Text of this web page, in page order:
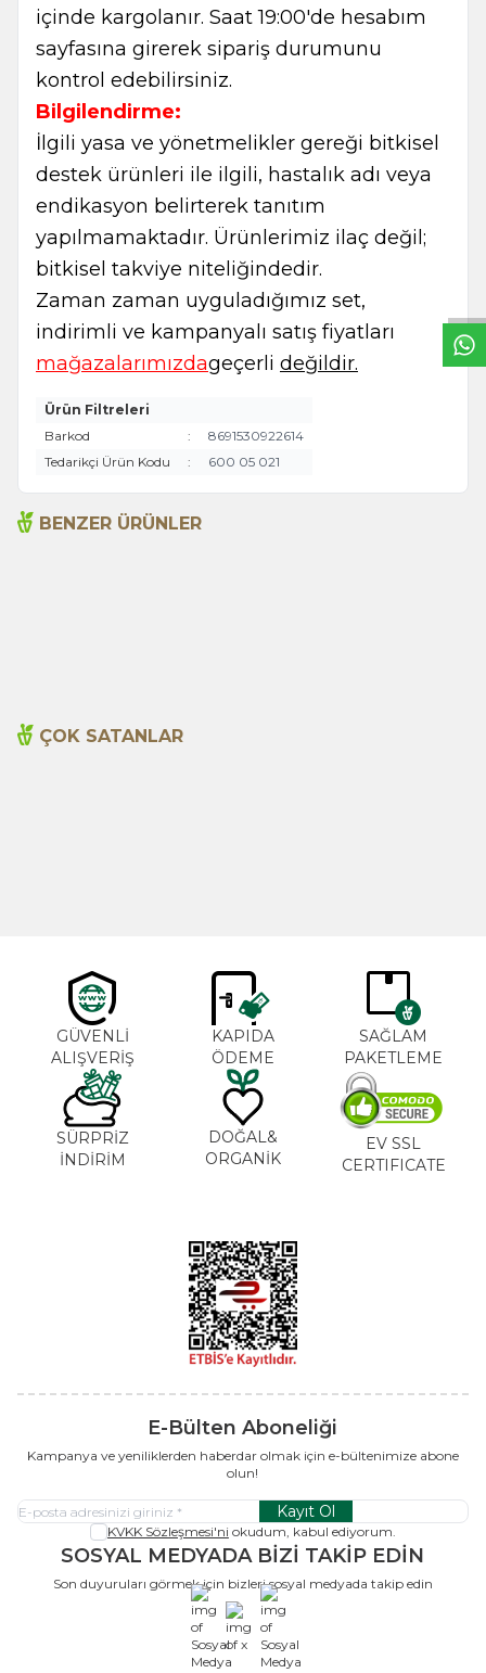
içinde kargolanır. Saat 19:00'de hesabım
sayfasına girerek sipariş durumunu
kontrol edebilirsiniz.
Bilgilendirme:
İlgili yasa ve yönetmelikler gereği bitkisel
destek ürünleri ile ilgili, hastalık adı veya
endikasyon belirterek tanıtım
yapılmamaktadır. Ürünlerimiz ilaç değil;
bitkisel takviye niteliğindedir.
Zaman zaman uyguladığımız set,
indirimli ve kampanyalı satış fiyatları
mağazalarımızdageçerli değildir.
Ürün Filtreleri
Barkod
:
8691530922614
Tedarikçi Ürün Kodu
: 600 05 021
BENZER ÜRÜNLER
ÇOK SATANLAR
GÜVENLİ
ALIŞVERİŞ
KAPIDA
ÖDEME
SAĞLAM
PAKETLEME
SÜRPRİZ
İNDİRİM
DOĞAL&
ORGANİK
EV SSL
CERTIFICATE
E-Bülten Aboneliği
Kampanya ve yeniliklerden haberdar olmak için e-bültenimize abone
olun!
Kayıt Ol
KVKK Sözleşmesi'ni okudum, kabul ediyorum.
SOSYAL MEDYADA BİZİ TAKİP EDİN
Son duyuruları görmek için bizleri sosyal medyada takip edin
x